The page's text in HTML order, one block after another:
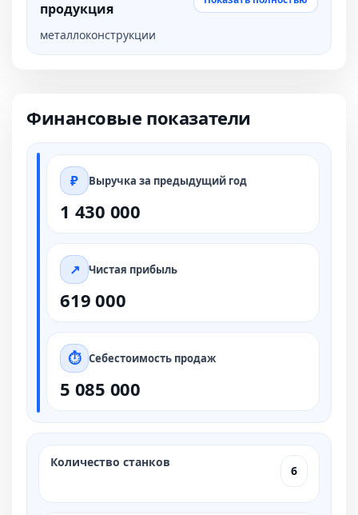
продукция
металлоконструкции
Финансовые показатели
Выручка за предыдущий год
1 430 000
Чистая прибыль
619 000
Себестоимость продаж
5 085 000
Количество станков
6